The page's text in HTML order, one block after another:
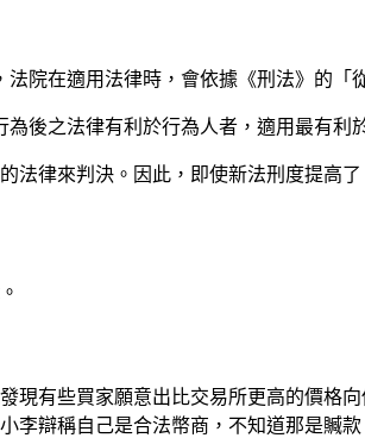
院在適用法律時，會依據《刑法》的「
後之法律有利於行為人者，適用最有利
律來判決。因此，即使新法刑度提高
現有些買家願意出比交易所更高的價格
李辯稱自己是合法幣商，不知道那是贓款